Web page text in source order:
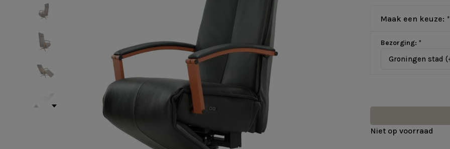
Maak een keuze: *
Bezorging: *
Groningen stad
Niet op voorraad